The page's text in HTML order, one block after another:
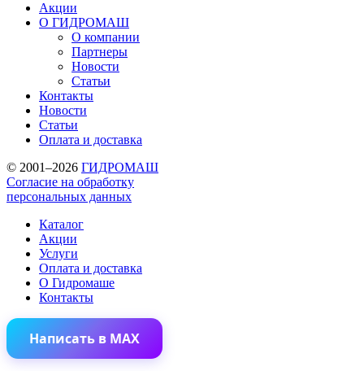
Акции
О ГИДРОМАШ
О компании
Партнеры
Новости
Статьи
Контакты
Новости
Статьи
Оплата и доставка
© 2001–2026 ГИДРОМАШ
Согласие на обработку
персональных данных
Каталог
Акции
Услуги
Оплата и доставка
О Гидромаше
Контакты
Написать в MAX